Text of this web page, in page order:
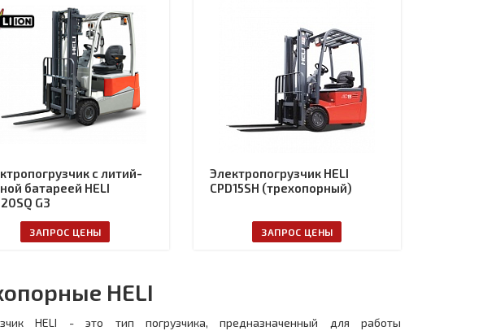
с литий-
батареей HELI
G3
ЗАПРОС ЦЕНЫ
Электропогрузчик HELI
CPD15SH (трехопорный)
ЗАПРОС ЦЕНЫ
HELI
HELI - это тип погрузчика, предназначенный для работы